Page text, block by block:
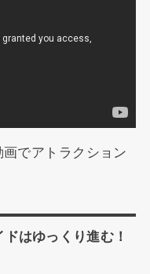
でアトラクション
はゆっくり進む！